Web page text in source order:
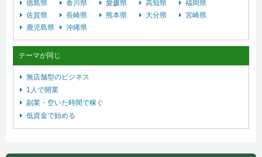
徳島県
香川県 愛媛県 高知県
福岡県
佐賀県
長崎県 熊本県 大分県
宮崎県
鹿児島県
沖縄県
テーマが同じ
無店舗型のビジネス
1人で開業
副業・空いた時間で稼ぐ
低資金で始める